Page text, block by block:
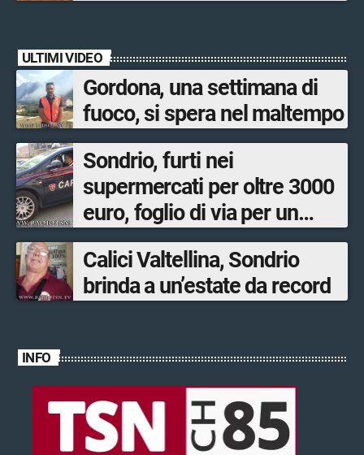
ULTIMI VIDEO
Gordona, una settimana di
fuoco, si spera nel maltempo
Sondrio, furti nei
supermercati per oltre 3000
euro, foglio di via per un
ventinovenne
Calici Valtellina, Sondrio
brinda a un’estate da record
INFO